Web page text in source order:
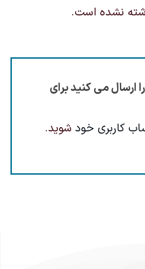
نشده است.
ارسال می کنید برای
کاربری خود شوید.